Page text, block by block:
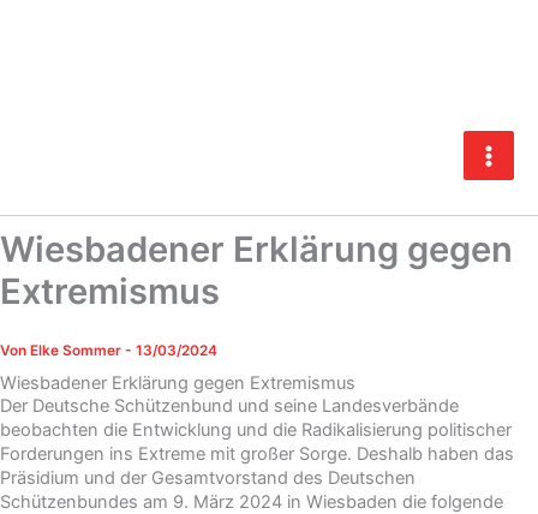
Wiesbadener Erklärung gegen
Extremismus
Von Elke Sommer - 13/03/2024
Wiesbadener Erklärung gegen Extremismus
Der Deutsche Schützenbund und seine Landesverbände
beobachten die Entwicklung und die Radikalisierung politischer
Forderungen ins Extreme mit großer Sorge. Deshalb haben das
Präsidium und der Gesamtvorstand des Deutschen
Schützenbundes am 9. März 2024 in Wiesbaden die folgende